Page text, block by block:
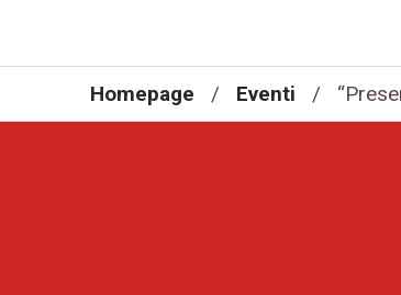
Homepage / Eventi /